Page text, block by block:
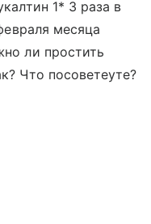
1* 3 раза в
месяца
ли простить
Что посоветеуте?